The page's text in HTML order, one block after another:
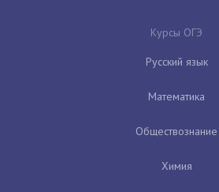
Курсы ОГЭ
Русский язык
Математика
Обществознание
Химия